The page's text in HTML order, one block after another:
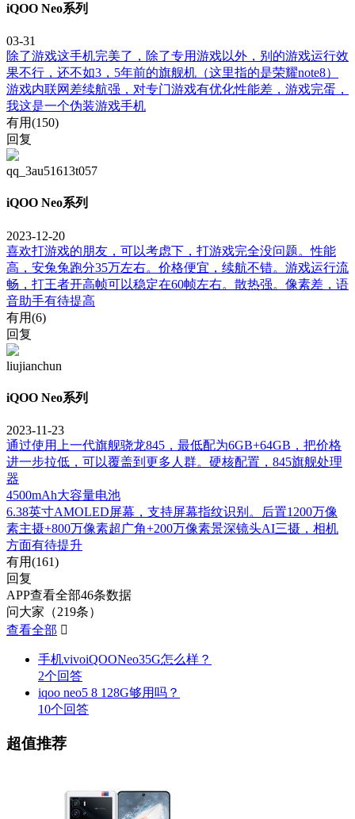
iQOO Neo系列
03-31
除了游戏这手机完美了，除了专用游戏以外，别的游戏运行效
果不行，还不如3，5年前的旗舰机（这里指的是荣耀note8）
游戏内联网差续航强，对专门游戏有优化性能差，游戏完蛋，
我这是一个伪装游戏手机
有用(150)
回复
qq_3au51613t057
iQOO Neo系列
2023-12-20
喜欢打游戏的朋友，可以考虑下，打游戏完全没问题。性能
高，安兔兔跑分35万左右。价格便宜，续航不错。游戏运行流
畅，打王者开高帧可以稳定在60帧左右。散热强。像素差，语
音助手有待提高
有用(6)
回复
liujianchun
iQOO Neo系列
2023-11-23
通过使用上一代旗舰骁龙845，最低配为6GB+64GB，把价格
进一步拉低，可以覆盖到更多人群。硬核配置，845旗舰处理
器
4500mAh大容量电池
6.38英寸AMOLED屏幕，支持屏幕指纹识别。后置1200万像
素主摄+800万像素超广角+200万像素景深镜头AI三摄，相机
方面有待提升
有用(161)
回复
APP查看全部46条数据
问大家（219条）
查看全部 
手机vivoiQOONeo35G怎么样？
2个回答
iqoo neo5 8 128G够用吗？
10个回答
超值推荐